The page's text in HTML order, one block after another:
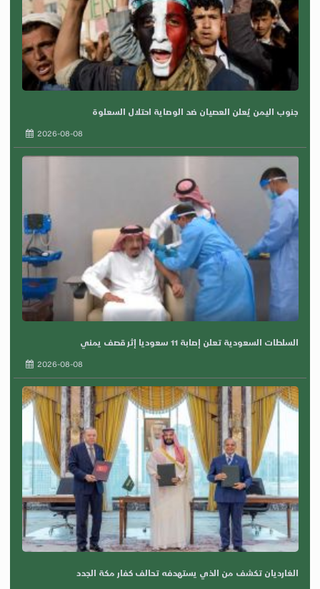
جنوب اليمن يُعلن العصيان ضد الوصاية احتلال السعلوة
2026-08-08
السلطات السعودية تعلن إصابة 11 سعوديا إثر قصف يمني
2026-08-08
الغارديان تكشف من الذي يستهدفه تحالف كفار مكة الجدد